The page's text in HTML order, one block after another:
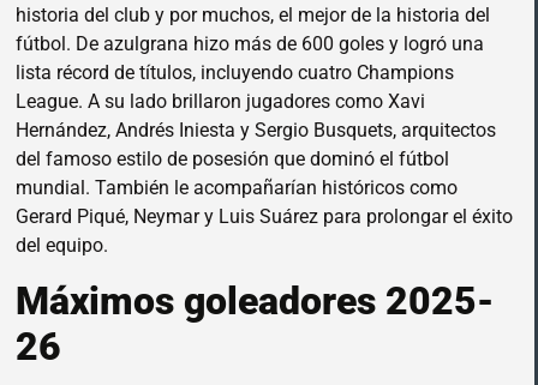
historia del club y por muchos, el mejor de la historia del
fútbol. De azulgrana hizo más de 600 goles y logró una
lista récord de títulos, incluyendo cuatro Champions
League. A su lado brillaron jugadores como Xavi
Hernández, Andrés Iniesta y Sergio Busquets, arquitectos
del famoso estilo de posesión que dominó el fútbol
mundial. También le acompañarían históricos como
Gerard Piqué, Neymar y Luis Suárez para prolongar el éxito
del equipo.
Máximos goleadores 2025-
26